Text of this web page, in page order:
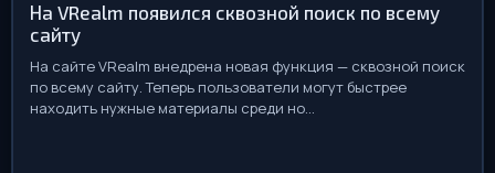
На VRealm появился сквозной поиск по всему
сайту
На сайте VRealm внедрена новая функция — сквозной поиск
по всему сайту. Теперь пользователи могут быстрее
находить нужные материалы среди но...